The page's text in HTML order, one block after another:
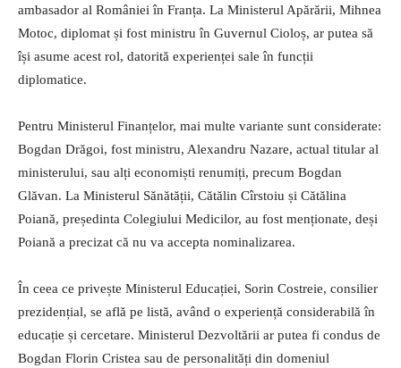
ambasador al României în Franța. La Ministerul Apărării, Mihnea
Motoc, diplomat și fost ministru în Guvernul Cioloș, ar putea să
își asume acest rol, datorită experienței sale în funcții
diplomatice.
Pentru Ministerul Finanțelor, mai multe variante sunt considerate:
Bogdan Drăgoi, fost ministru, Alexandru Nazare, actual titular al
ministerului, sau alți economiști renumiți, precum Bogdan
Glăvan. La Ministerul Sănătății, Cătălin Cîrstoiu și Cătălina
Poiană, președinta Colegiului Medicilor, au fost menționate, deși
Poiană a precizat că nu va accepta nominalizarea.
În ceea ce privește Ministerul Educației, Sorin Costreie, consilier
prezidențial, se află pe listă, având o experiență considerabilă în
educație și cercetare. Ministerul Dezvoltării ar putea fi condus de
Bogdan Florin Cristea sau de personalități din domeniul